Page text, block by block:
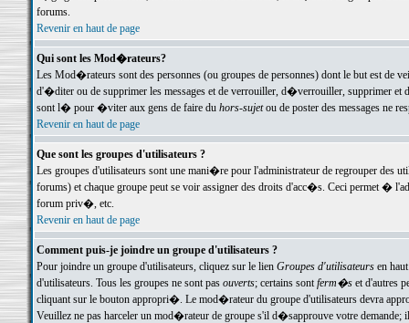
forums.
Revenir en haut de page
Qui sont les Mod�rateurs?
Les Mod�rateurs sont des personnes (ou groupes de personnes) dont le but est de
d'�diter ou de supprimer les messages et de verrouiller, d�verrouiller, supprimer
sont l� pour �viter aux gens de faire du hors-sujetou de poster des messages ne
Revenir en haut de page
Que sont les groupes d'utilisateurs ?
Les groupes d'utilisateurs sont une mani�re pour l'administrateur de regrouper des
forums) et chaque groupe peut se voir assigner des droits d'acc�s. Ceci permet
forum priv�, etc.
Revenir en haut de page
Comment puis-je joindre un groupe d'utilisateurs ?
Pour joindre un groupe d'utilisateurs, cliquez sur le lien Groupes d'utilisateursen haut
d'utilisateurs. Tous les groupes ne sont pas ouverts; certains sontferm�set d'autres
cliquant sur le bouton appropri�. Le mod�rateur du groupe d'utilisateurs devra
Veuillez ne pas harceler un mod�rateur de groupe s'il d�sapprouve votre demande;